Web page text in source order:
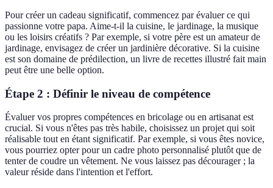
Pour créer un cadeau significatif, commencez par évaluer ce qui
passionne votre papa. Aime-t-il la cuisine, le jardinage, la musique
ou les loisirs créatifs ? Par exemple, si votre père est un amateur de
jardinage, envisagez de créer un jardinière décorative. Si la cuisine
est son domaine de prédilection, un livre de recettes illustré fait main
peut être une belle option.
Étape 2 : Définir le niveau de compétence
Évaluer vos propres compétences en bricolage ou en artisanat est
crucial. Si vous n'êtes pas très habile, choisissez un projet qui soit
réalisable tout en étant significatif. Par exemple, si vous êtes novice,
vous pourriez opter pour un cadre photo personnalisé plutôt que de
tenter de coudre un vêtement. Ne vous laissez pas décourager ; la
valeur réside dans l'intention et l'effort.